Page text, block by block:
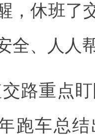
，休班了
全、人人
交路重点
跑车总